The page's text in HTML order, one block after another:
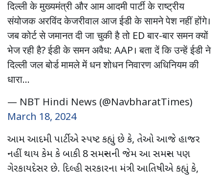
दिल्ली के मुख्यमंत्री और आम आदमी पार्टी के राष्ट्रीय
संयोजक अरविंद केजरीवाल आज ईडी के सामने पेश नहीं होंगे।
जब कोर्ट से जमानत दी जा चुकी है तो ED बार-बार समन क्यों
भेज रही है? ईडी के समन अवैध: AAP। बता दें कि उन्हें ईडी ने
दिल्ली जल बोर्ड मामले में धन शोधन निवारण अधिनियम की
धारा…
— NBT Hindi News (@NavbharatTimes)
March 18, 2024
આમ આદમી પાર્ટીએ સ્પષ્ટ કહ્યું છે કે, તેઓ આજે હાજર
નહીં થાય કેમ કે બાકી 8 સમન્સની જેમ આ સમન્સ પણ
ગેરકાયદેસર છે. દિલ્હી સરકારના મંત્રી આતિષીએ કહ્યું કે,